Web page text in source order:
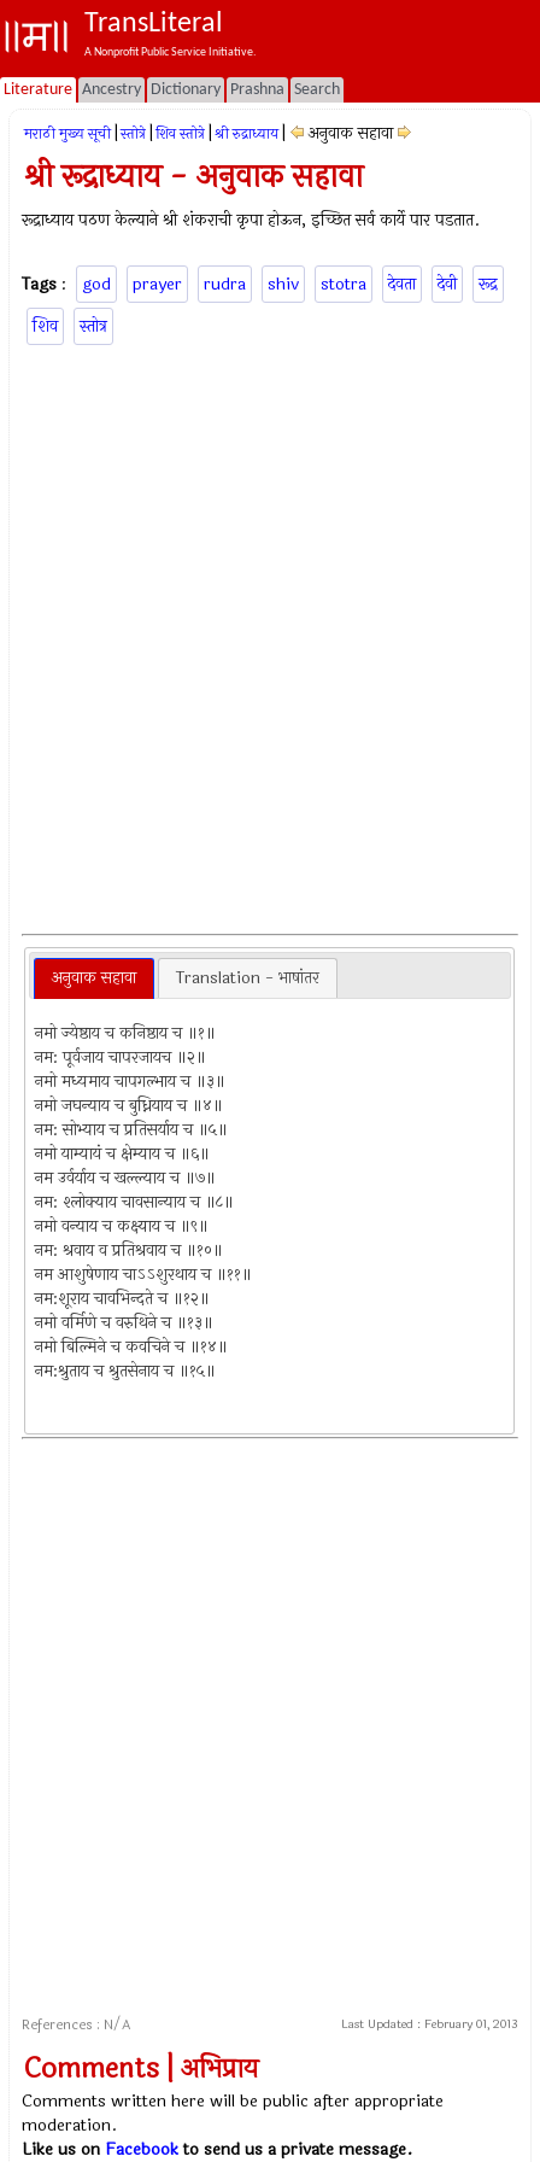
TransLiteral
A Nonprofit Public Service Initiative.
Literature Ancestry Dictionary Prashna Search
मराठी मुख्य सूची स्तोत्रे शिव स्तोत्रे श्री रुद्राध्याय अनुवाक सहावा
श्री रूद्राध्याय - अनुवाक सहावा
रूद्राध्याय पठण केल्याने श्री शंकराची कृपा होऊन, इच्छित सर्व कार्ये पार पडतात.
Tags : god prayer rudra shiv stotra देवता देवी
रूद्र
शिव
स्तोत्र
अनुवाक सहावा Translation - भाषांतर
नमो ज्येष्ठाय च कनिष्ठाय च ॥१॥
नम: पूर्वजाय चापरजायच ॥२॥
नमो मध्यमाय चापगल्भाय च ॥३॥
नमो जघन्याय च बुध्नियाय च ॥४॥
नम: सोभ्याय च प्रतिसर्याय च ॥५॥
नमो याम्यायं च क्षेम्याय च ॥६॥
नम उर्वर्याय च खल्ल्याय च ॥७॥
नम: श्लोक्याय चावसान्याय च ॥८॥
नमो वन्याय च कक्ष्याय च ॥९॥
नम: श्रवाय व प्रतिश्रवाय च ॥१०॥
नम आशुषेणाय चाऽऽशुरथाय च ॥११॥
नम:शूराय चावभिन्दते च ॥१२॥
नमो वर्मिणे च वरुथिने च ॥१३॥
नमो बिल्मिने च कवचिने च ॥१४॥
नम:श्रुताय च श्रुतसेनाय च ॥१५॥
References : N/A Last Updated : February 01, 2013
Comments | अभिप्राय
Comments written here will be public after appropriate
moderation.
Like us on Facebookto send us a private message.